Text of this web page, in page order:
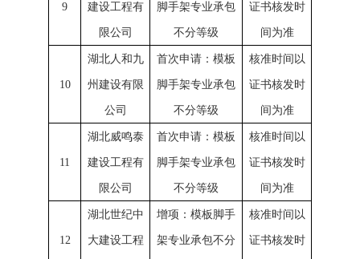
9 建设工程有
限公司
脚手架专业承包
不分等级
证书核发时
间为准
10
湖北人和九
州建设有限
公司
首次申请：模板
脚手架专业承包
不分等级
核准时间以
证书核发时
间为准
11
湖北威鸣泰
建设工程有
限公司
首次申请：模板
脚手架专业承包
不分等级
核准时间以
证书核发时
间为准
12
湖北世纪中
大建设工程
增项：模板脚手
架专业承包不分
核准时间以
证书核发时